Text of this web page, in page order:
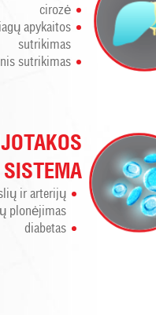
cirozė
apykaitos
sutrikimas
sutrikimas
SISTEMA
ir arterijų
plonėjimas
diabetas